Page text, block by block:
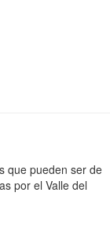
que pueden ser de
por el Valle del